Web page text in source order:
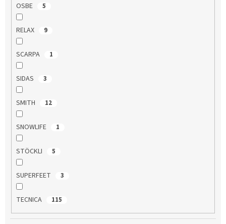
OSBE 5
RELAX 9
SCARPA 1
SIDAS 3
SMITH 12
SNOWLIFE 1
STÖCKLI 5
SUPERFEET 3
TECNICA 115